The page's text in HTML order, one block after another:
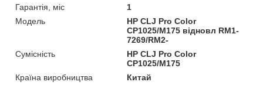
Гарантія, міс
1
Мoдель
HP CLJ Pro Color
CP1025/M175 відновл RM1-
7269/RM2-
Сумісність
HP CLJ Pro Color
CP1025/M175
Країна виробництва
Китай